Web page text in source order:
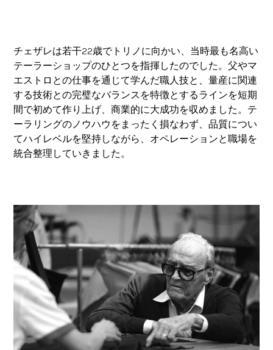
チェザレは若干22歳でトリノに向かい、当時最も名高い
テーラーショップのひとつを指揮したのでした。父やマ
エストロとの仕事を通じて学んだ職人技と、量産に関連
する技術との完璧なバランスを特徴とするラインを短期
間で初めて作り上げ、商業的に大成功を収めました。テ
ーラリングのノウハウをまったく損なわず、品質につい
てハイレベルを堅持しながら、オペレーションと職場を
統合整理していきました。